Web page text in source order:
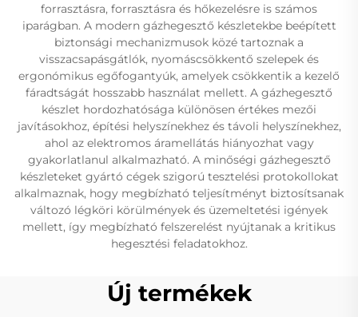
forrasztásra, forrasztásra és hőkezelésre is számos
iparágban. A modern gázhegesztő készletekbe beépített
biztonsági mechanizmusok közé tartoznak a
visszacsapásgátlók, nyomáscsökkentő szelepek és
ergonómikus egőfogantyúk, amelyek csökkentik a kezelő
fáradtságát hosszabb használat mellett. A gázhegesztő
készlet hordozhatósága különösen értékes mezői
javításokhoz, építési helyszínekhez és távoli helyszínekhez,
ahol az elektromos áramellátás hiányozhat vagy
gyakorlatlanul alkalmazható. A minőségi gázhegesztő
készleteket gyártó cégek szigorú tesztelési protokollokat
alkalmaznak, hogy megbízható teljesítményt biztosítsanak
változó légköri körülmények és üzemeltetési igények
mellett, így megbízható felszerelést nyújtanak a kritikus
hegesztési feladatokhoz.
Új termékek